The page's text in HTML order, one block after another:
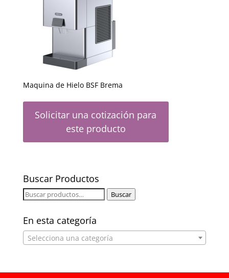
Maquina de Hielo BSF Brema
Solicitar una cotización para
este producto
Buscar Productos
Buscar
Buscar
En esta categoría
Selecciona una categoría